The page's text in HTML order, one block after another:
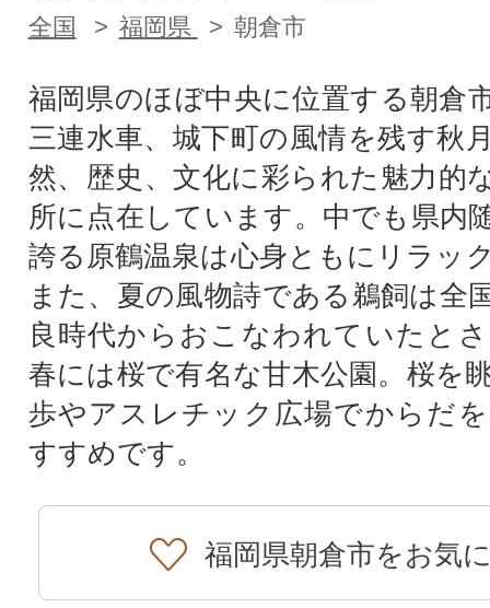
全国 福岡県 朝倉市
福岡県のほぼ中央に位置する朝倉
三連水車、城下町の風情を残す秋
然、歴史、文化に彩られた魅力的
所に点在しています。中でも県内
誇る原鶴温泉は心身ともにリラッ
また、夏の風物詩である鵜飼は全
良時代からおこなわれていたと
春には桜で有名な甘木公園。桜を
歩やアスレチック広場でからだ
すすめです。
福岡県朝倉市をお気